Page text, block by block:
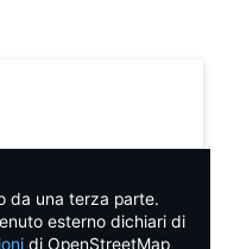
da una terza parte.
esterno dichiari di
di OpenStreetMap